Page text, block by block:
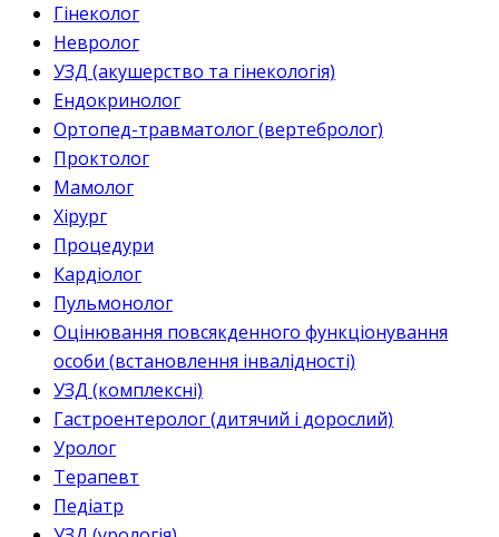
Гінеколог
Невролог
УЗД (акушерство та гінекологія)
Ендокринолог
Ортопед-травматолог (вертебролог)
Проктолог
Мамолог
Хірург
Процедури
Кардіолог
Пульмонолог
Оцінювання повсякденного функціонування
особи (встановлення інвалідності)
УЗД (комплексні)
Гастроентеролог (дитячий і дорослий)
Уролог
Терапевт
Педіатр